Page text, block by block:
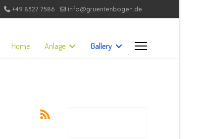
+49 8327 7586 info@gruentenbogen.de
Home Anlage Gallery